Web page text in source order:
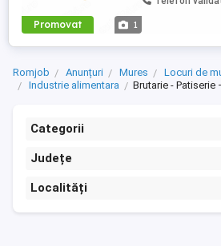
Promovat 1
economie plus
Romjob Anunțuri Mures
Locuri de
Industrie alimentara
Brutarie - Patiserie
Categorii
Județe
Localități